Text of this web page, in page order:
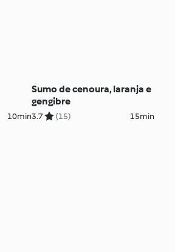
10min
Sumo de cenoura, laranja e
gengibre
3.7 (15) 15min